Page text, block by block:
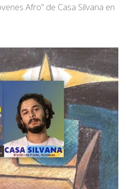
Afro” de Casa Silvana en